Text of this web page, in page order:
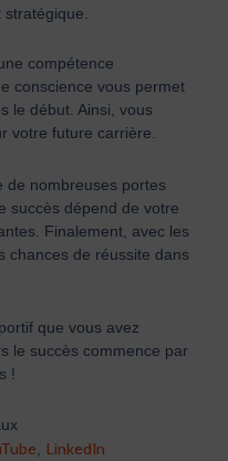
compétence
conscience vous permet
le début. Ainsi, vous
votre future carrière.
de nombreuses portes
succès dépend de votre
Finalement, avec les
chances de réussite dans
que vous avez
le succès commence par
!
LinkedIn